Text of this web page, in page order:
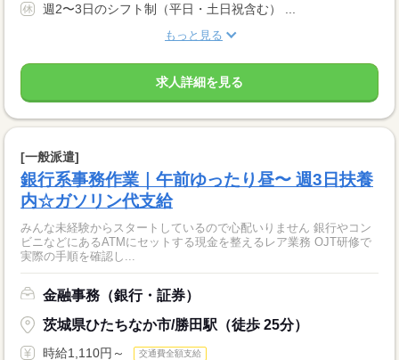
週2〜3日のシフト制（平日・土日祝含む） ...
もっと見る
求人詳細を見る
[一般派遣]
銀行系事務作業｜午前ゆったり昼〜 週3日扶養
内☆ガソリン代支給
みんな未経験からスタートしているので心配いりません 銀行やコン
ビニなどにあるATMにセットする現金を整えるレア業務 OJT研修で
実際の手順を確認し...
金融事務（銀行・証券）
茨城県ひたちなか市/勝田駅（徒歩 25分）
時給1,110円～ 交通費全額支給